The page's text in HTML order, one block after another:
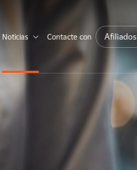
Noticias Contacte con Afiliados